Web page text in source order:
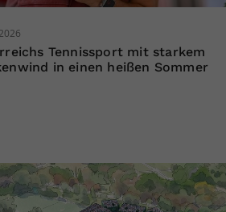
Tennissport mit starkem
in einen heißen Sommer